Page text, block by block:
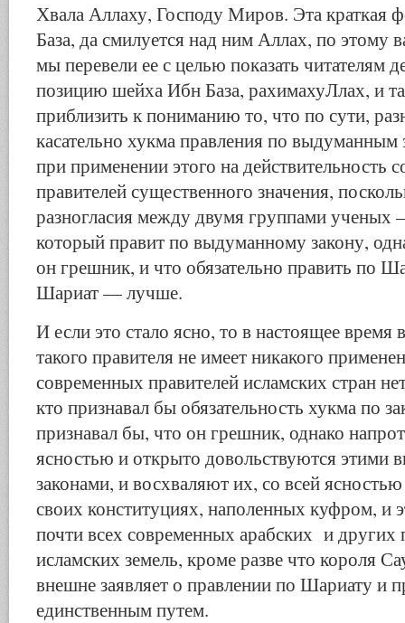
Хвала Аллаху, Господу Миров. Эта краткая
База, да смилуется над ним Аллах, по этому
мы перевели ее с целью показать читателям
позицию шейха Ибн База, рахимахуЛлах, и
приблизить к пониманию то, что по сути,
касательно хукма правления по выдуманным
при применении этого на действительность
правителей существенного значения,
разногласия между двумя группами ученых
который правит по выдуманному закону,
он грешник, и что обязательно править по
Шариат — лучше.
И если это стало ясно, то в настоящее время
такого правителя не имеет никакого
современных правителей исламских стран
кто признавал бы обязательность хукма по
признавал бы, что он грешник, однако
ясностью и открыто довольствуются этими
законами, и восхваляют их, со всей
своих конституциях, наполенных куфром, и
почти всех современных арабских и других
исламских земель, кроме разве что короля
внешне заявляет о правлении по Шариату и
единственным путем.